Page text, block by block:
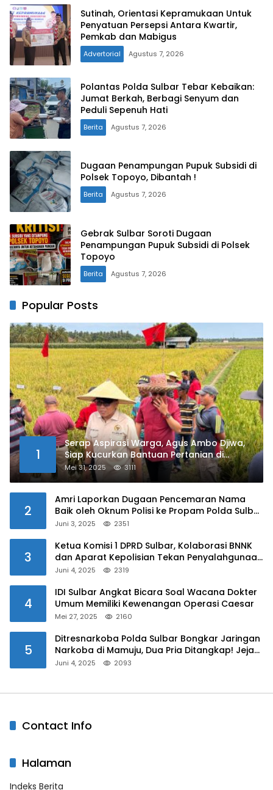
Sutinah, Orientasi Kepramukaan Untuk
Penyatuan Persepsi Antara Kwartir,
Pemkab dan Mabigus
Advertorial Agustus 7, 2026
Polantas Polda Sulbar Tebar Kebaikan:
Jumat Berkah, Berbagi Senyum dan
Peduli Sepenuh Hati
Berita Agustus 7, 2026
Dugaan Penampungan Pupuk Subsidi di
Polsek Topoyo, Dibantah !
Berita Agustus 7, 2026
Gebrak Sulbar Soroti Dugaan
Penampungan Pupuk Subsidi di Polsek
Topoyo
Berita Agustus 7, 2026
Popular Posts
1
Serap Aspirasi Warga, Agus Ambo Djiwa,
Siap Kucurkan Bantuan Pertanian di
Kalukku
Mei 31, 2025 3111
2
Amri Laporkan Dugaan Pencemaran Nama
Baik oleh Oknum Polisi ke Propam Polda Sulbar
Juni 3, 2025 2351
3
Ketua Komisi 1 DPRD Sulbar, Kolaborasi BNNK
dan Aparat Kepolisian Tekan Penyalahgunaan
Juni 4, 2025 2319
4
IDI Sulbar Angkat Bicara Soal Wacana Dokter
Umum Memiliki Kewenangan Operasi Caesar
Mei 27, 2025 2160
5
Ditresnarkoba Polda Sulbar Bongkar Jaringan
Narkoba di Mamuju, Dua Pria Ditangkap! Jejak
Juni 4, 2025 2093
Contact Info
Halaman
Indeks Berita